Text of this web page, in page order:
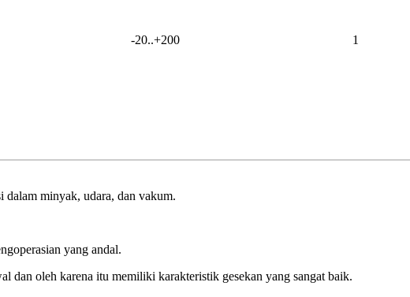
-20..+200 1
dalam minyak, udara, dan vakum.
yang andal.
dan oleh karena itu memiliki karakteristik gesekan yang sangat baik.